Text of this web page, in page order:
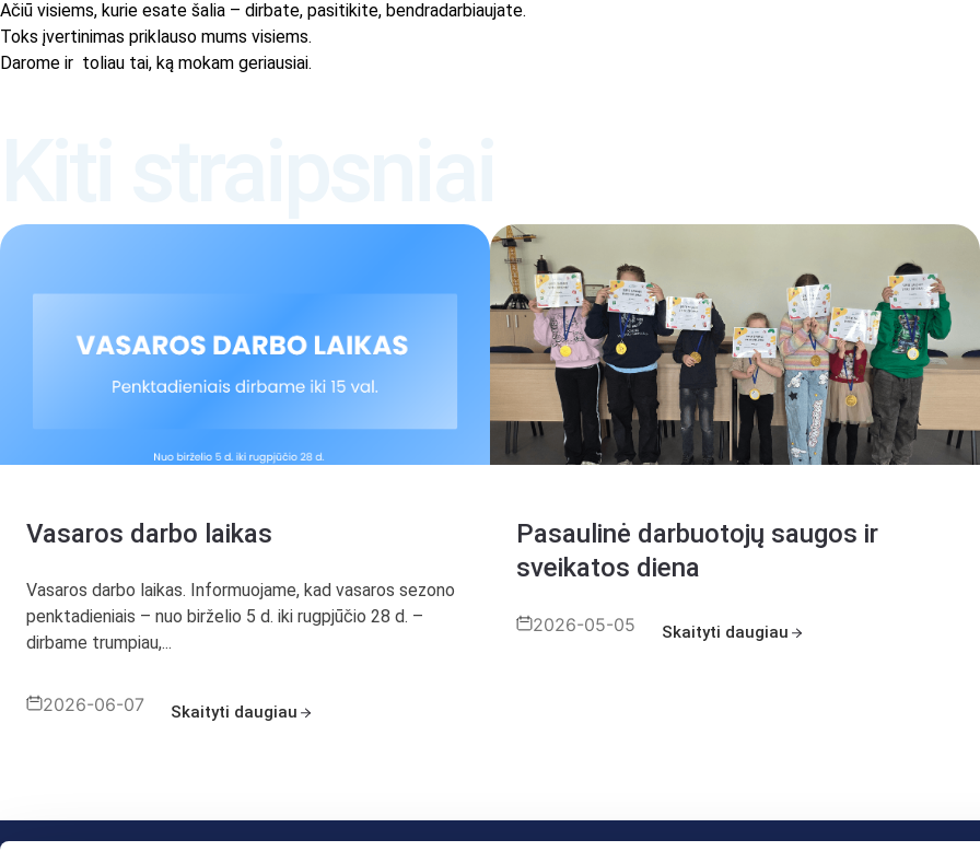
Ačiū visiems, kurie esate šalia – dirbate, pasitikite, bendradarbiaujate.
Toks įvertinimas priklauso mums visiems.
Darome ir toliau tai, ką mokam geriausiai.
Vasaros darbo laikas
Vasaros darbo laikas. Informuojame, kad vasaros sezono
penktadieniais – nuo birželio 5 d. iki rugpjūčio 28 d. –
dirbame trumpiau,...
2026-06-07 Skaityti daugiau
Pasaulinė darbuotojų saugos ir
sveikatos diena
2026-05-05 Skaityti daugiau